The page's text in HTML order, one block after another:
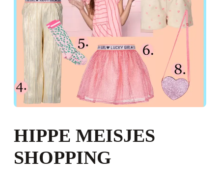
HIPPE MEISJES
SHOPPING